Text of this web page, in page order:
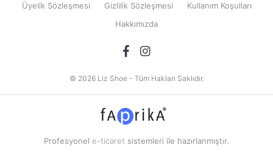
Üyelik Sözleşmesi
Gizlilik Sözleşmesi
Kullanım Koşulları
Hakkımızda
© 2026 Liz Shoe - Tüm Hakları Saklıdır.
Profesyonel e-ticaret sistemleri ile hazırlanmıştır.